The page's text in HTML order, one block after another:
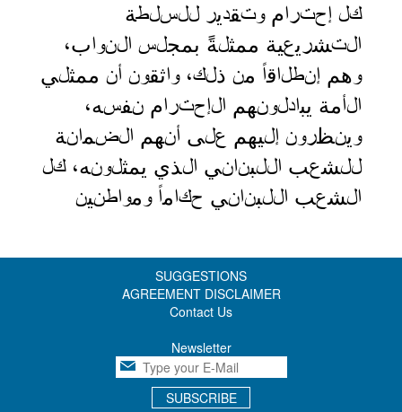
كل إحترام وتقدير للسلطة
التشريعية ممثلةً بمجلس النواب،
وهم إنطلاقاً من ذلك، واثقون أن ممثلي
الأمة يبادلونهم الإحترام نفسه،
وينظرون إليهم على أنهم الضمانة
للشعب اللبناني الذي يمثلونه، كل
الشعب اللبناني حكاماً ومواطنين
SUGGESTIONS
AGREEMENT DISCLAIMER
Contact Us
Newsletter
SUBSCRIBE